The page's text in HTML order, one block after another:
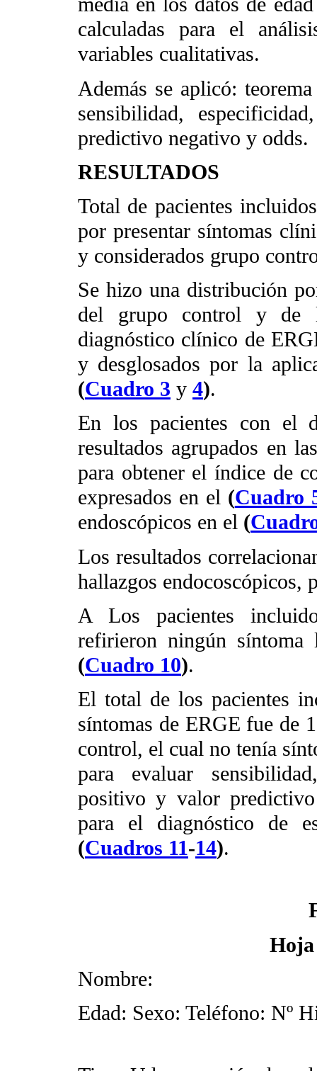
calculadas para el
variables cualitativas.
Además se aplicó:
sensibilidad,
predictivo negativo y odds.
RESULTADOS
Total de pacientes
por presentar síntomas
y considerados grupo
Se hizo una distribución
del grupo control y de
diagnóstico clínico de
y desglosados por la
(Cuadro 3 y 4).
En los pacientes con el
resultados agrupados en
para obtener el índice de
expresados en el(Cuadro
endoscópicos en el (
Los resultados
hallazgos endocoscópicos,
A Los pacientes
refirieron ningún síntoma
(Cuadro 10).
El total de los pacientes
síntomas de ERGE fue de
control, el cual no tenía
para evaluar
positivo y valor
para el diagnóstico de
(Cuadros 11-14).
Hoja
Nombre:
Edad: Sexo: Teléfono: Nº